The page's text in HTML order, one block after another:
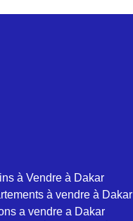
à Vendre à Dakar
à vendre à Dakar
a vendre a Dakar